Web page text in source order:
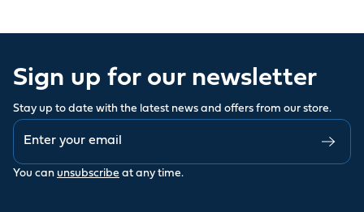
Sign up for our newsletter
Stay up to date with the latest news and offers from our store.
You can unsubscribe at any time.